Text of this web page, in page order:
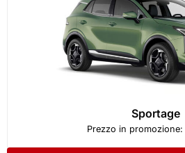
Sportage
Prezzo in promozione: